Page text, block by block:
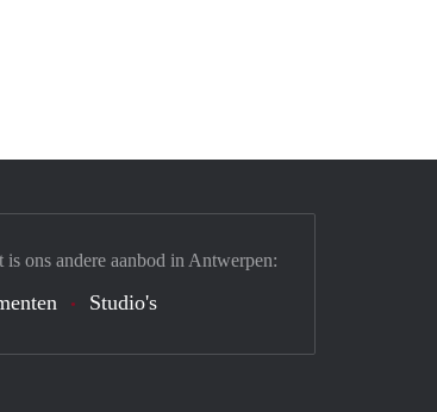
ons andere aanbod in Antwerpen:
Studio's